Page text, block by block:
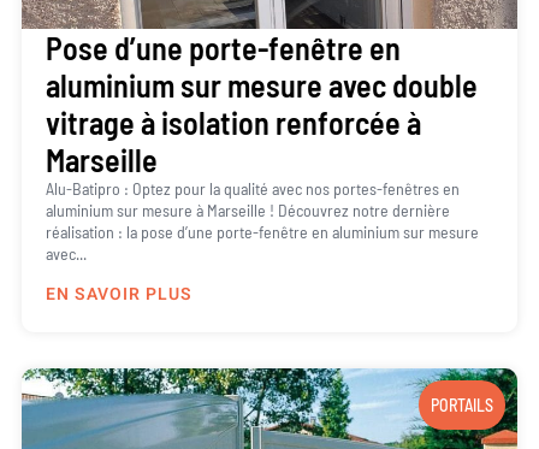
Pose d’une porte-fenêtre en
aluminium sur mesure avec double
vitrage à isolation renforcée à
Marseille
Alu-Batipro : Optez pour la qualité avec nos portes-fenêtres en
aluminium sur mesure à Marseille ! Découvrez notre dernière
réalisation : la pose d’une porte-fenêtre en aluminium sur mesure
avec...
EN SAVOIR PLUS
PORTAILS